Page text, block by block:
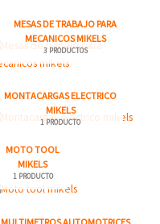
MESAS DE TRABAJO PARA
MECANICOS MIKELS
3 PRODUCTOS
MONTACARGAS ELECTRICO
MIKELS
1 PRODUCTO
MOTO TOOL
MIKELS
1 PRODUCTO